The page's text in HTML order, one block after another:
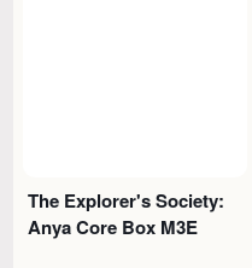
The Explorer's Society:
Anya Core Box M3E